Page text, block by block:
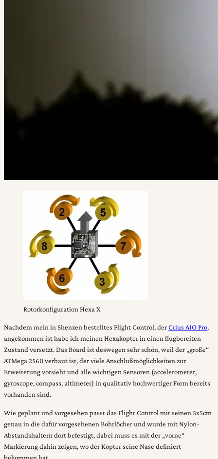
Rotorkonfiguration Hexa X
Nachdem mein in Shenzen bestelltes Flight Control, derCrius AIO Pro,
angekommen ist habe ich meinen Hexakopter in einen flugbereiten
Zustand versetzt. Das Board ist deswegen sehr schön, weil der „große“
ATMega 2560 verbaut ist, der viele Anschlußmöglichkeiten zur
Erweiterung vorsieht und alle wichtigen Sensoren (accelerometer,
gyroscope, compass, altimeter) in qualitativ hochwertiger Form bereits
vorhanden sind.
Wie geplant und vorgesehen passt das Flight Control mit seinen 5x5cm
genau in die dafür vorgesehenen Bohrlöcher und wurde mit Nylon-
Abstandshaltern dort befestigt, dabei muss es mit der „vorne“
Markierung dahin zeigen, wo der Kopter seine Nase definiert